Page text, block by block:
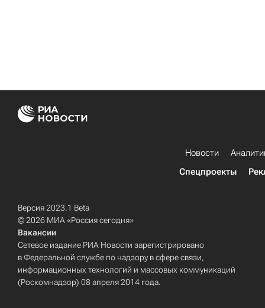
Новости
Спецпроекты
Версия 2023.1 Beta
© 2026 МИА «Россия сегодня»
Вакансии
Сетевое издание РИА Новости зарегистрировано
в Федеральной службе по надзору в сфере связи,
информационных технологий и массовых коммуникаций
(Роскомнадзор) 08 апреля 2014 года.